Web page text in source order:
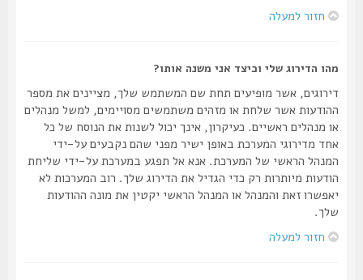
חזור למעלה
מהו הדירוג שלי וכיצד אני משנה אותו?
דירוגים, אשר מופיעים תחת שם המשתמש שלך, מציינים את מספר
ההודעות אשר שלחת או מזהים משתמשים מסויימים, למשל מנהלים
או מנהלים ראשיים. כעיקרון, אינך יכול לשנות את הנוסח של כל
אחד מדירוגי המערכת באופן ישיר מפני שהם נקבעים על-ידי
המנהל הראשי של המערכת. אנא אל תפגע במערכת על-ידי שליחת
הודעות מיותרות רק כדי הגדיל את הדירוג שלך. רוב המערכות לא
יאפשרו זאת והמנהל או המנהל הראשי יקטין את מונה ההודעות
חזור למעלה